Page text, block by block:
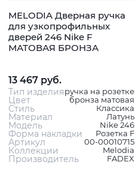
MELODIA Дверная ручка
для узкопрофильных
дверей 246 Nike F
МАТОВАЯ БРОНЗА
13 467 руб.
Тип изделияручка на розетке
Цвет бронза матовая
Стиль Классика
Материал Латунь
Модель Nike 246
Форма накладки Розетка F
Артикул 00-00010715
Коллекции Melodia
Производитель FADEX